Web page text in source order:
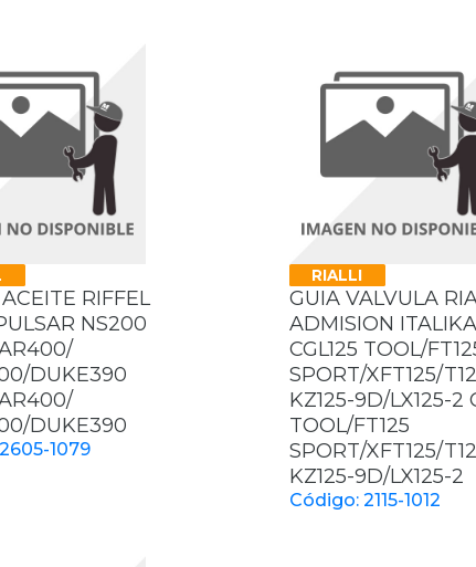
RIFFEL
NS200
DUKE390
DUKE390
1079
RIALLI
GUIA VALVULA
ADMISION
CGL125 TOOL/
SPORT/XFT125/
KZ125-9D/LX125-2
TOOL/FT125
SPORT/XFT125/
KZ125-9D/LX125-2
Código: 2115-1012